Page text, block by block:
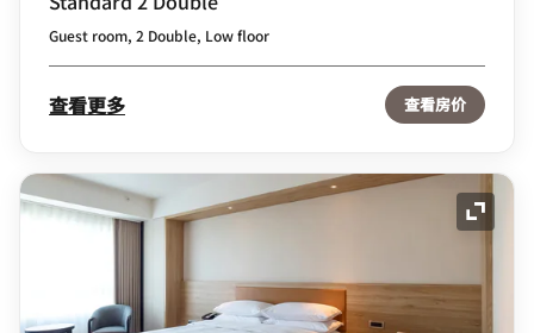
Guest room, 2 Double, Low floor
查看更多 查看房价
展开